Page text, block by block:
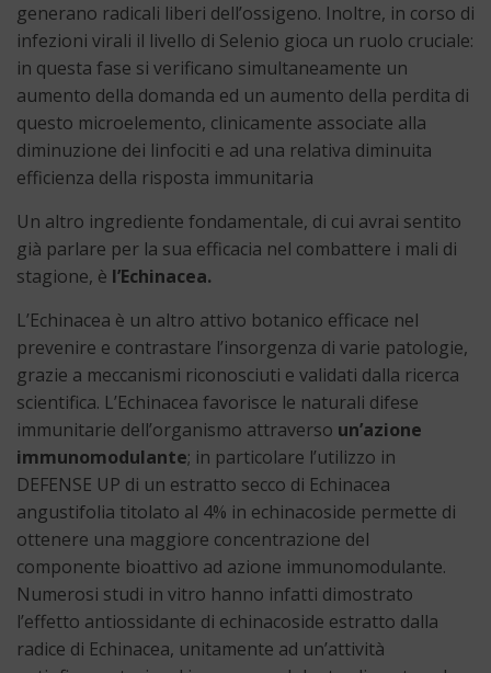
generano radicali liberi dell’ossigeno. Inoltre, in corso di
infezioni virali il livello di Selenio gioca un ruolo cruciale:
in questa fase si verificano simultaneamente un
aumento della domanda ed un aumento della perdita di
questo microelemento, clinicamente associate alla
diminuzione dei linfociti e ad una relativa diminuita
efficienza della risposta immunitaria
Un altro ingrediente fondamentale, di cui avrai sentito
già parlare per la sua efficacia nel combattere i mali di
stagione, è l’Echinacea.
L’Echinacea è un altro attivo botanico efficace nel
prevenire e contrastare l’insorgenza di varie patologie,
grazie a meccanismi riconosciuti e validati dalla ricerca
scientifica. L’Echinacea favorisce le naturali difese
immunitarie dell’organismo attraverso un’azione
immunomodulante; in particolare l’utilizzo in
DEFENSE UP di un estratto secco di Echinacea
angustifolia titolato al 4% in echinacoside permette di
ottenere una maggiore concentrazione del
componente bioattivo ad azione immunomodulante.
Numerosi studi in vitro hanno infatti dimostrato
l’effetto antiossidante di echinacoside estratto dalla
radice di Echinacea, unitamente ad un’attività